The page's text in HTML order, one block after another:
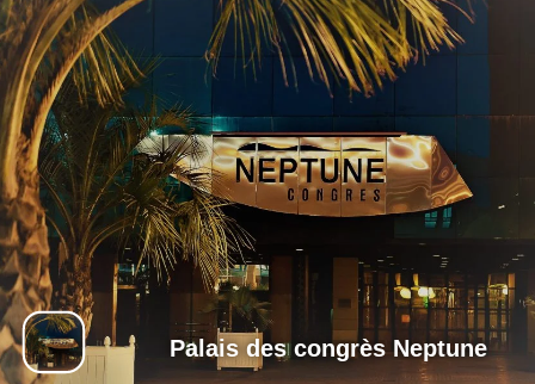
Palais des congrès Neptune